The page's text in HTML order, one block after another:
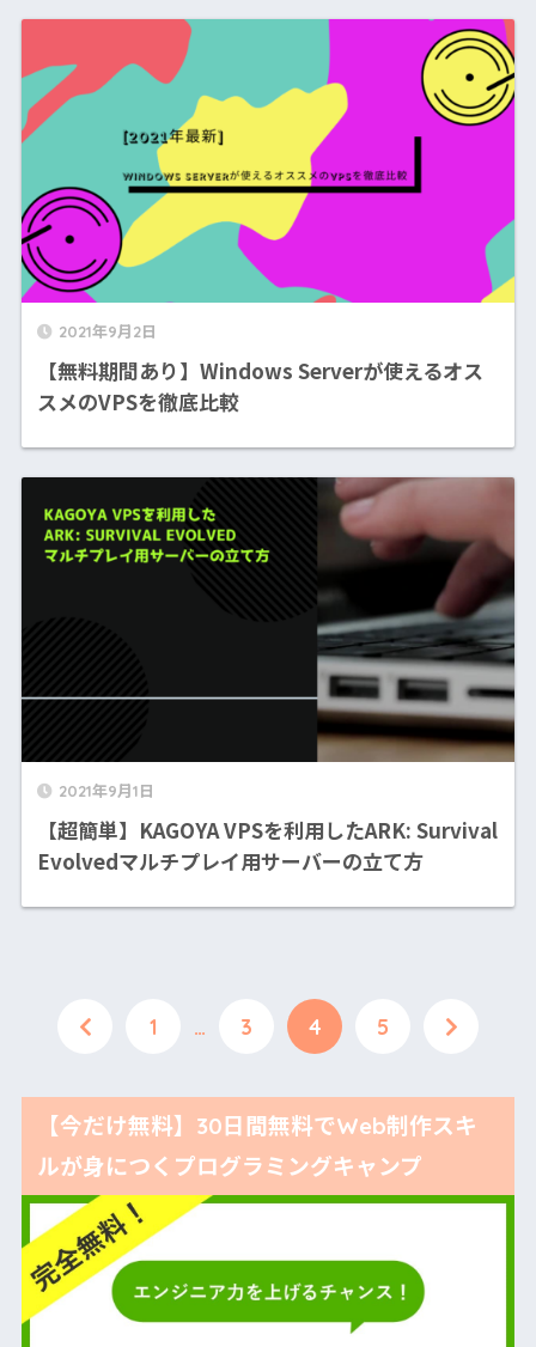
2021年9月2日
【無料期間あり】Windows Serverが使えるオス
スメのVPSを徹底比較
2021年9月1日
【超簡単】KAGOYA VPSを利用したARK: Survival
Evolvedマルチプレイ用サーバーの立て方
1 … 3 4 5
【今だけ無料】30日間無料でWeb制作スキ
ルが身につくプログラミングキャンプ